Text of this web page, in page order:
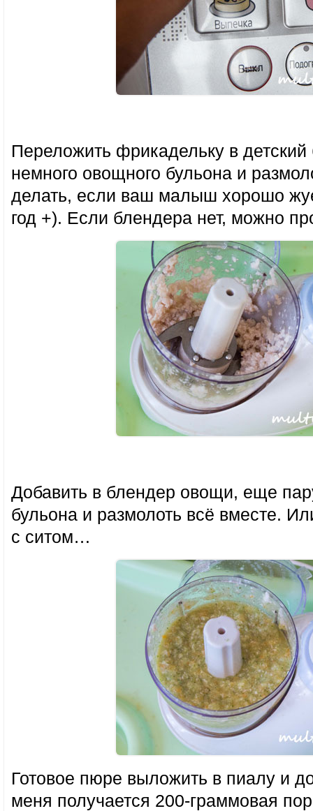
Переложить фрикадельку в
немного овощного бульона и
делать, если ваш малыш хорошо
год +). Если блендера нет, можно
Добавить в блендер овощи, еще
бульона и размолоть всё вместе.
с ситом…
Готовое пюре выложить в пиалу и
меня получается 200-граммовая